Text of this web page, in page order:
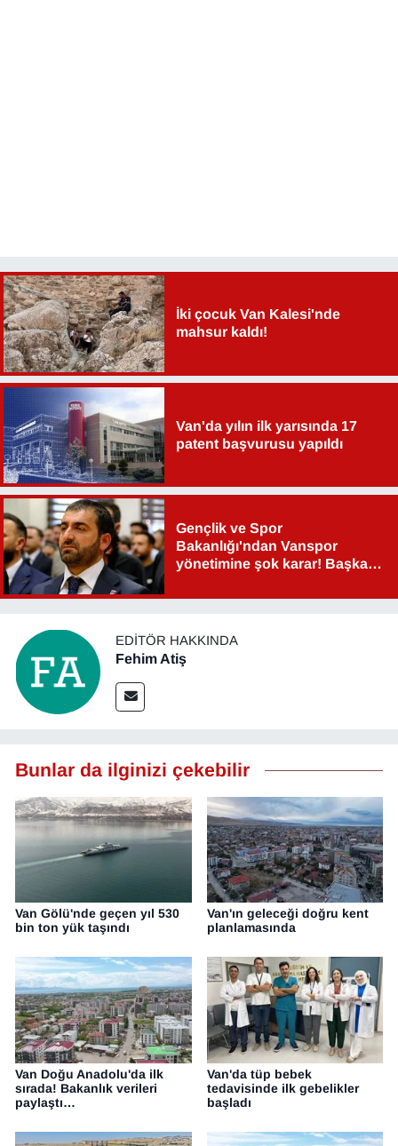
İki çocuk Van Kalesi'nde
mahsur kaldı!
Van'da yılın ilk yarısında 17
patent başvurusu yapıldı
Gençlik ve Spor
Bakanlığı'ndan Vanspor
yönetimine şok karar! Başkan
EDITÖR HAKKINDA
Fehim Atiş
Bunlar da ilginizi çekebilir
Van Gölü'nde geçen yıl 530
bin ton yük taşındı
Van'ın geleceği doğru kent
planlamasında
Van Doğu Anadolu'da ilk
sırada! Bakanlık verileri
paylaştı…
Van'da tüp bebek
tedavisinde ilk gebelikler
başladı